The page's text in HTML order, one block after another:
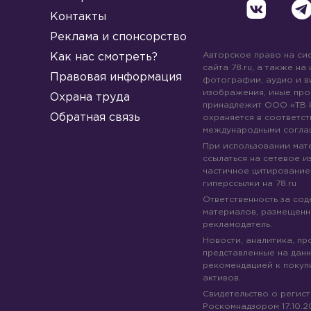
Контакты
Реклама и спонсорство
Как нас смотреть?
Правовая информация
Охрана труда
Обратная связь
Авторское право на
сайта 78.ru, а также на
фотографии, аудио и
изображения, иные
принадлежит ООО «ТВ
охраняется в
международными
При использовании
ссылаться на сетевое
частичное
гиперссылки на 78.ru
Ответственность за
материалов,
рекламодатель.
Новости, аналитика,
представленные на
рекомендацией к
активов.
Свидетельство о
Роскомнадзором